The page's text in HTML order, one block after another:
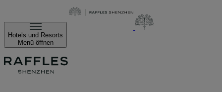
Hotels und Resorts
Menü öffnen